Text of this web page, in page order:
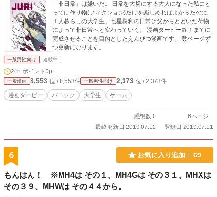
「非日常」は嫌いだ。 日常を大切にする大人になった私にと
っては作り物(フィクション)だけを楽しめればよかったのに…
１人暮らしの大学生、七星樹利の日常は父からとどいた荷物
によって非日常へと変わっていく。 漫画ダービー終了までに
完成させることを目的としたえんぴつ漫画です。 数ページず
つ更新になります。
一般男性向け 連載中
24h.ポイント 0pt
一般漫画 8,553 位 / 8,553件 一般男性向け 2,373 位 / 2,373件
漫画ダービー パニック 大学生 ゲーム
感想数 0
6ページ
最終更新日 2019.07.12
登録日 2019.07.11
6 お気に入り追加 69
もんはん！ ※MH4は その１、MH4Gは その３１、MHXは
その３９、MHWは その４４から。